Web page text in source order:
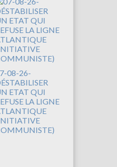
08-26-
ETAT QUI
LA LIGNE